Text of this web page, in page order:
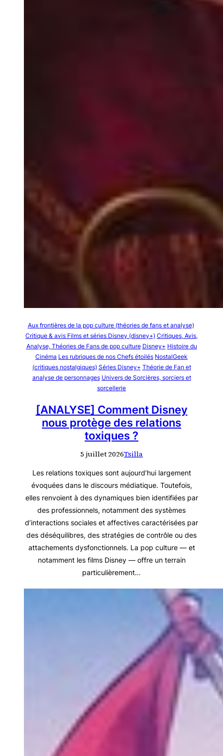
Aux frontières de la pop culture (théories de fans et analyse)
Critique & avis Films et séries Disney (disney+) Critiques, Avis,
Analyse, Théories de Fans de pop culture Disney+ Histoire du
Cinéma Les rubriques de nos Chefs étoilés NostalGeek
(critiques nostalgiques) Séries Disney+ Théorie de Fan et
analyse de personnages Univers de Sorcières, sorciers et
sorcellerie
[ANALYSE] Comment Disney
nous protège des relations
toxiques ?
5 juillet 2026Tsilla
Les relations toxiques sont aujourd’hui largement
évoquées dans le discours médiatique. Toutefois,
elles renvoient à des dynamiques bien identifiées par
des professionnels, notamment des systèmes
d’interactions sociales et affectives caractérisées par
des déséquilibres, des stratégies de contrôle ou des
attachements dysfonctionnels. La pop culture — et
notamment les films Disney — offre un terrain
particulièrement…